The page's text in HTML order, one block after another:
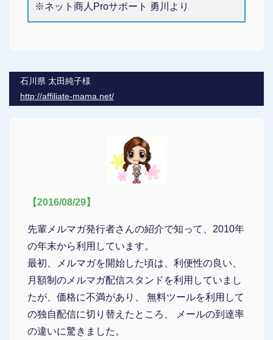
※ネット商人Proサポート 勇川より
石川県 太田純子様
http://affiliate-mama.net/
【2016/08/29】
先輩メルマガ発行者さんの紹介で知って、2010年
の年末から利用しています。
最初、メルマガを開始した頃は、利便性の良い、
月額制のメルマガ配信スタンドを利用していまし
たが、価格に不満があり、 無料ツールを利用して
の独自配信に切り替えたところ、 メールの到達率
の違いに驚きました。